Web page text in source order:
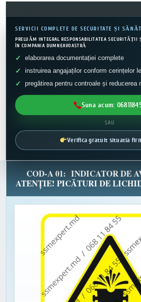
SERVICII COMPLETE DE SECURITATE ȘI
PRELUĂM INTEGRAL RESPONSABILITATEA
ÎN COMPANIA DUMNEAVOASTRĂ
elaborarea documentației complete
instruirea angajaților conform cerințelor
pregătirea pentru controale și reducerea
Suna acum:
SAU
Verifica gratuit situatia
COD-A 01: INDICATOR DE
ATENȚIE! PICĂTURI DE